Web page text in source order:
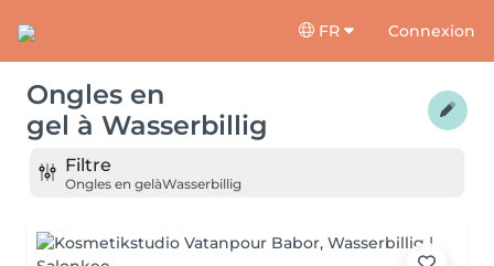
FR Connexion
Ongles en
gel à Wasserbillig
Filtre
Ongles en gelàWasserbillig